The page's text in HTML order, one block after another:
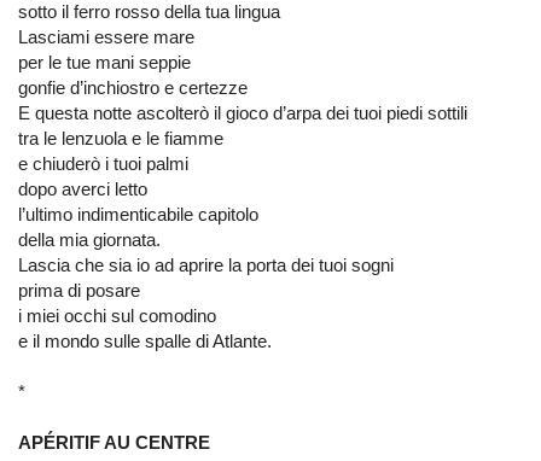
sotto il ferro rosso della tua lingua
Lasciami essere mare
per le tue mani seppie
gonfie d’inchiostro e certezze
E questa notte ascolterò il gioco d’arpa dei tuoi piedi sottili
tra le lenzuola e le fiamme
e chiuderò i tuoi palmi
dopo averci letto
l’ultimo indimenticabile capitolo
della mia giornata.
Lascia che sia io ad aprire la porta dei tuoi sogni
prima di posare
i miei occhi sul comodino
e il mondo sulle spalle di Atlante.
*
APÉRITIF AU CENTRE